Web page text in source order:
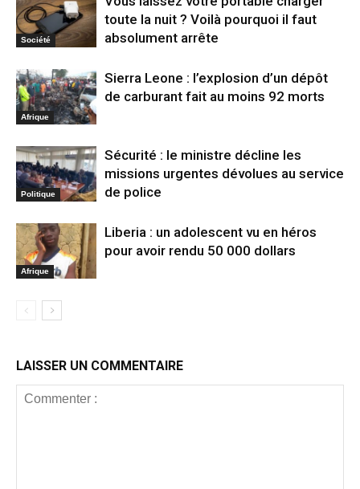
Société
toute la nuit ? Voilà pourquoi il faut
absolument arrête
Afrique
Sierra Leone : l’explosion d’un dépôt
de carburant fait au moins 92 morts
Politique
Sécurité : le ministre décline les
missions urgentes dévolues au service
de police
Afrique
Liberia : un adolescent vu en héros
pour avoir rendu 50 000 dollars
LAISSER UN COMMENTAIRE